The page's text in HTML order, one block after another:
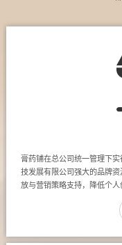
膏药铺在总公司统一管理下
技发展有限公司强大的品牌
放与营销策略支持，降低个人